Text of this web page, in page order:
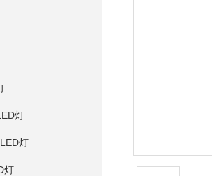
灯
灯
灯